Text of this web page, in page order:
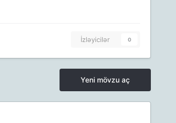
İzləyicilər 0
Yeni mövzu aç